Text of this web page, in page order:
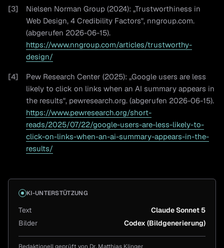
[3]
Nielsen Norman Group (2024): „Trustworthiness in
Web Design, 4 Credibility Factors", nngroup.com.
(abgerufen 2026-06-15).
https://www.nngroup.com/articles/trustworthy-
design/
[4]
Pew Research Center (2025): „Google users are less
likely to click on links when an AI summary appears in
the results", pewresearch.org. (abgerufen 2026-06-15).
https://www.pewresearch.org/short-
reads/2025/07/22/google-users-are-less-likely-to-
click-on-links-when-an-ai-summary-appears-in-the-
results/
KI-UNTERSTÜTZUNG
Text
Claude Sonnet 5
Bilder
Codex (Bildgenerierung)